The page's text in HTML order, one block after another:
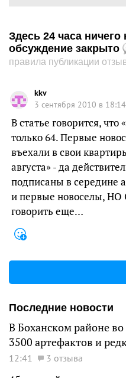
Здесь 24 часа
обсуждение закрыто
правила публикации
kkv
3 сентября 2010 в 18:14
В статье говорится,
только 64. Первые
въехали в свои
августа» - да
подписаны в середине
и первые новоселы,
говорить еще…
Последние новости
В Боханском районе
3500 артефактов и
12:41 3 отзыва